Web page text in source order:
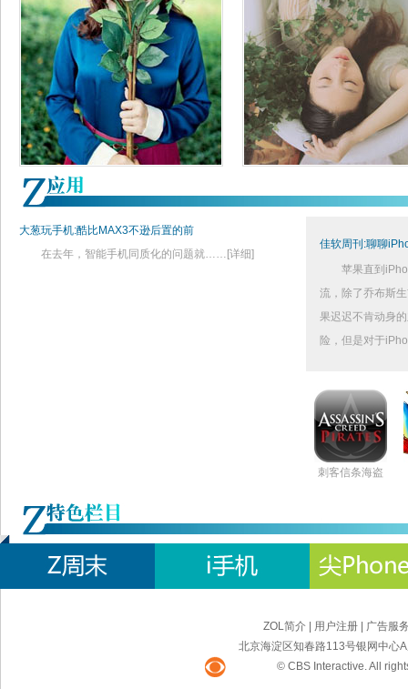
大葱玩手机:酷比MAX3不逊后置的前
在去年，智能手机同质化的问题就…… [详细]
佳软周刊:聊聊
苹果直到
流，除了乔布斯
果迟迟不肯动身
险，但是对于iPho
刺客信条海盗
ZOL简介 用户注册
广告服
北京海淀区知春路113号银网中心
© CBS Interactive. All